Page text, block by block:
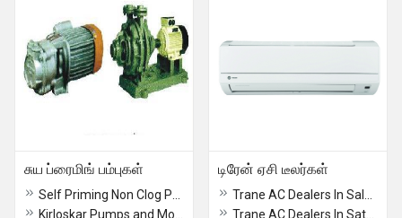
சுய ப்ரைமிங் பம்புகள் டிரேன் ஏசி டீலர்கள்